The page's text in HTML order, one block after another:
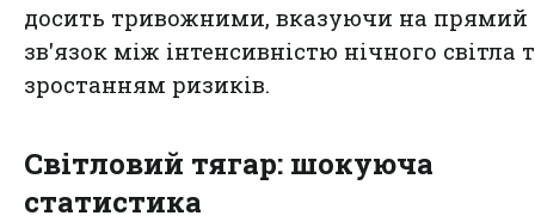
досить тривожними, вказуючи на прямий
зв'язок між інтенсивністю нічного світла
зростанням ризиків.
Світловий тягар: шокуюча
статистика